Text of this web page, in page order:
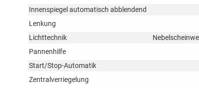
Innenspiegel automatisch abblendend
Lenkung
Lichttechnik
Pannenhilfe
Start/Stop-Automatik
Zentralverriegelung